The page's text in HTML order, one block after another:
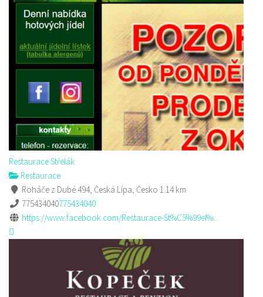
Restaurace Střelák
Restaurace
Roháče z Dubé 494, Česká Lípa, Česko 1.14 km
775434040775434040
https://www.facebook.com/Restaurace-St%C5%99el%...